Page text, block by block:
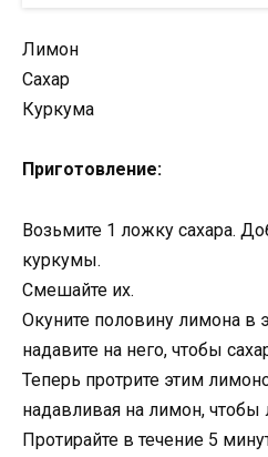
Лимон
Сахар
Куркума
Приготовление:
Возьмите 1 ложку сахара.
куркумы.
Смешайте их.
Окуните половину лимона в
надавите на него, чтобы
Теперь протрите этим
надавливая на лимон,
Протирайте в течение 5